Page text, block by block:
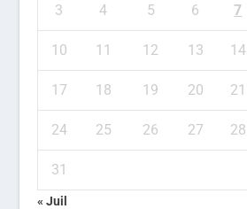
3 4 5 6 7
10 11 12 13 14
17 18 19 20 21
24 25 26 27 28
31
« Juil